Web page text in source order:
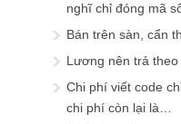
nghĩ chỉ đóng mã
Bán trên sàn, cẩn
Lương nên trả
Chi phí viết code
chi phí còn lại là…